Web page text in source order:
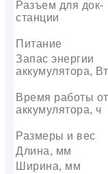
Разъем для док-
станции
Питание
Запас энергии
аккумулятора,
Время работы от
аккумулятора, ч
Размеры и вес
Длина, мм
Ширина, мм